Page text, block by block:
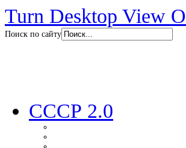
Turn Desktop View
Поиск по сайту
СССР 2.0